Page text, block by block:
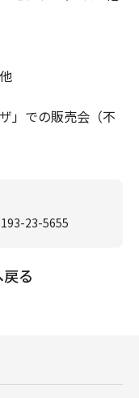
」での販売会（不
23-5655
る